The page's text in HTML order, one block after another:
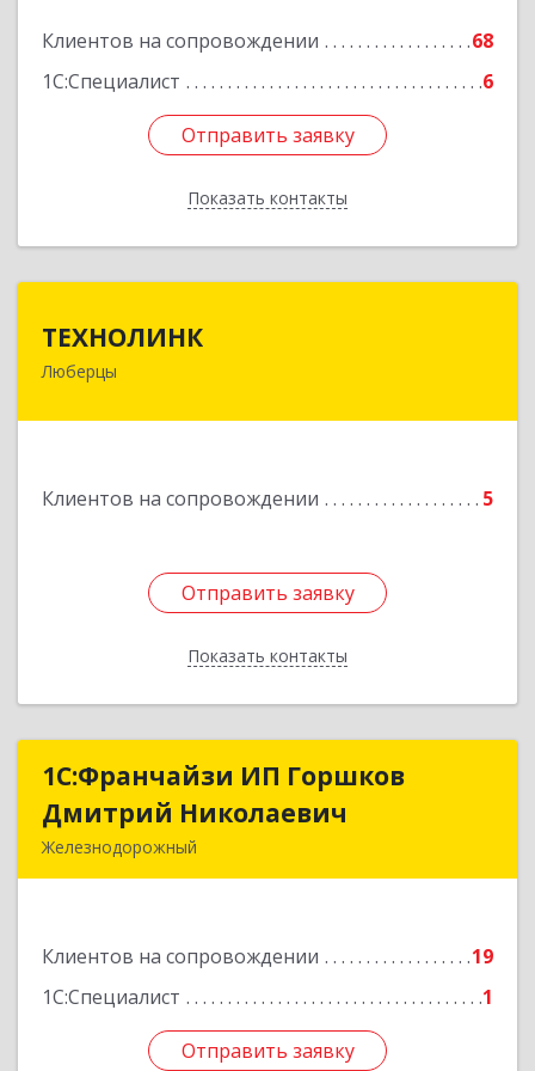
Клиентов на сопровождении
68
1С:Специалист
6
Отправить заявку
Показать контакты
Отправить заявку
Назад
ТЕХНОЛИНК
Люберцы
Клиентов на сопровождении 5
Отправить заявку
Показать контакты
140014, г.Люберцы, Октябрьский просп., д.373
Отправить заявку
Назад
1С:Франчайзи ИП Горшков
Дмитрий Николаевич
Железнодорожный
Клиентов на сопровождении
19
1С:Специалист
1
Отправить заявку
1С:Франчайзи ИП Горшков
Дмитрий Николаевич
Подробнее
Отправить заявку